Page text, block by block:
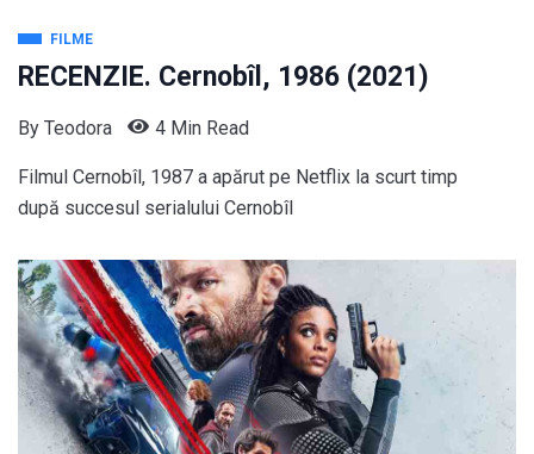
FILME
RECENZIE. Cernobîl, 1986 (2021)
By Teodora 4 Min Read
Filmul Cernobîl, 1987 a apărut pe Netflix la scurt timp
după succesul serialului Cernobîl